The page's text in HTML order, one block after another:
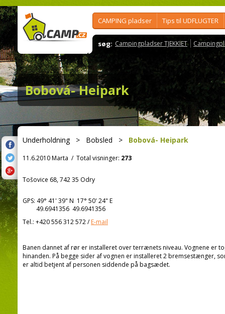
CAMPING pladser Tips til UDFLUGTER
søg: Campingpladser TJEKKIET
Bobová- Heipark
Underholdning> Bobsled > Bobová- Heipark
11.6.2010 Marta / Total visninger: 273
Tošovice 68, 742 35 Odry
GPS: 49° 41' 39" N 17° 50' 24" E
49.6941356 49.6941356
Tel.: +420 556 312 572/E-mail
Banen dannet af rør er installeret over terrænets niveau. Vognene er
hinanden. På begge sider af vognen er installeret 2 bremsestænger,
er altid betjent af personen siddende på bagsædet.